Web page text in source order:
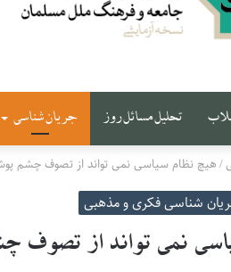
تحلیل مسائل روز جریان شناسی
/هیچ نظام سیاسی نمی تواند از تصوف چشم
شناسی فکری و مذهبی
نمی تواند از